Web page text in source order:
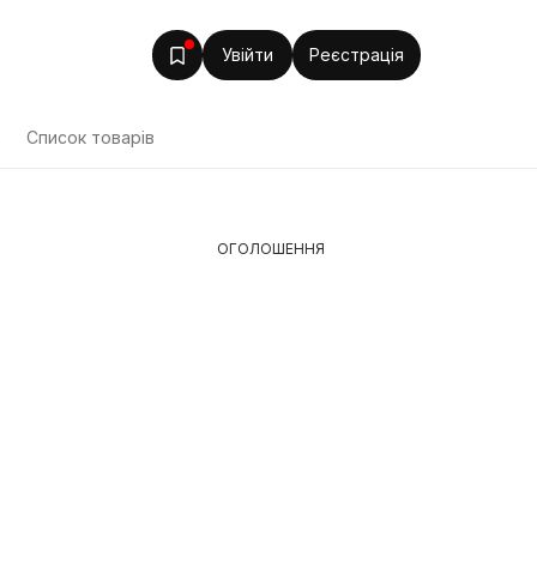
Увійти Реєстрація
Список товарів
ОГОЛОШЕННЯ